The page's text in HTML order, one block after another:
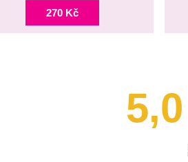
270 Kč
5,0